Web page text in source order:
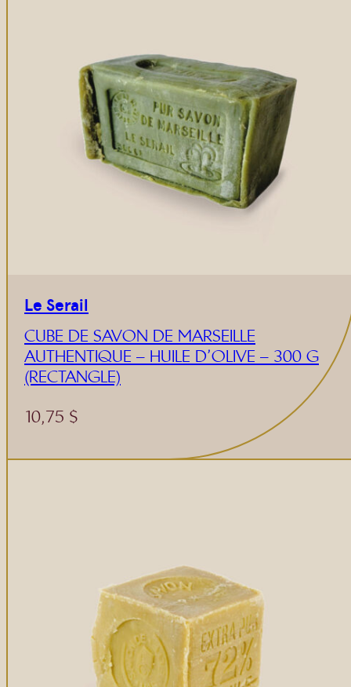
Le Serail
CUBE DE SAVON DE MARSEILLE
AUTHENTIQUE – HUILE D’OLIVE – 300 G
(RECTANGLE)
10,75 $